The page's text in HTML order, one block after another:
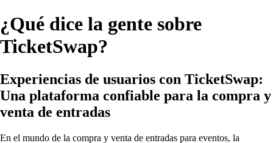
¿Qué dice la gente sobre
TicketSwap?
Experiencias de usuarios con TicketSwap:
Una plataforma confiable para la compra y
venta de entradas
En el mundo de la compra y venta de entradas para eventos, la